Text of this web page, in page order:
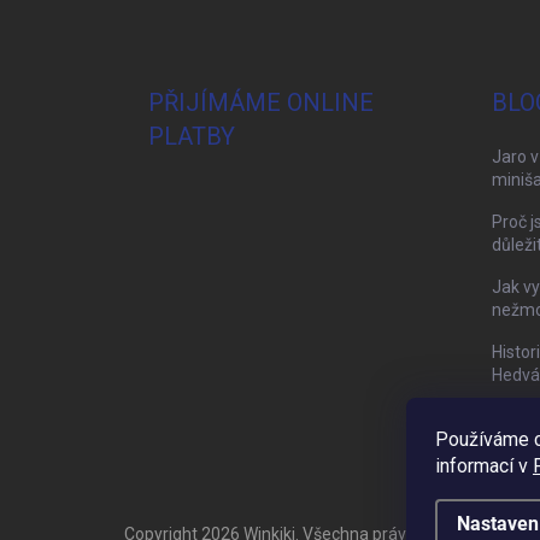
Používáme
informací v
PŘIJÍMÁME ONLINE
PLATBY
Jaro
Proč
Jak
Copyright 2026 Winkiki. Všechna práva vyhrazena.